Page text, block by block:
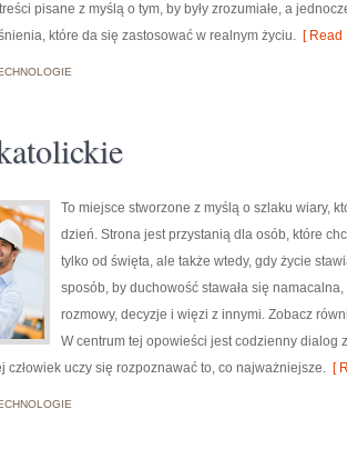
pisane z myślą o tym, by były zrozumiałe, a
które da się zastosować w realnym życiu. [ Read
To miejsce stworzone z myślą o szlaku wiary,
dzień. Strona jest przystanią dla osób, które
tylko od święta, ale także wtedy, gdy życie
sposób, by duchowość stawała się
rozmowy, decyzje i więzi z innymi. Zobacz
W centrum tej opowieści jest codzienny dialog
człowiek uczy się rozpoznawać to, co najważniejsze. [